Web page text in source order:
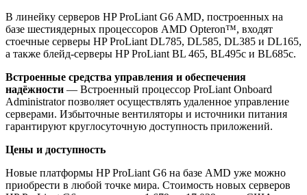
В линейку серверов HP ProLiant G6 AMD, построенных на
базе шестиядерных процессоров AMD Opteron™, входят
стоечные серверы HP ProLiant DL785, DL585, DL385 и DL165,
а также блейд-серверы HP ProLiant BL 465, BL495c и BL685c.
Встроенные средства управления и обеспечения
надёжности — Встроенный процессор ProLiant Onboard
Administrator позволяет осуществлять удаленное управление
серверами. Избыточные вентиляторы и источники питания
гарантируют круглосуточную доступность приложений.
Цены и доступность
Новые платформы HP ProLiant G6 на базе AMD уже можно
приобрести в любой точке мира. Стоимость новых серверов